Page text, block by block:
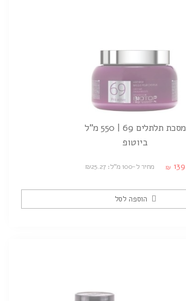
מסכת תלתלים 69 | 550 מ"ל
ביוטופ
₪ 139 מחיר ל-100 מ"ל: ₪25.27
הוספה לסל